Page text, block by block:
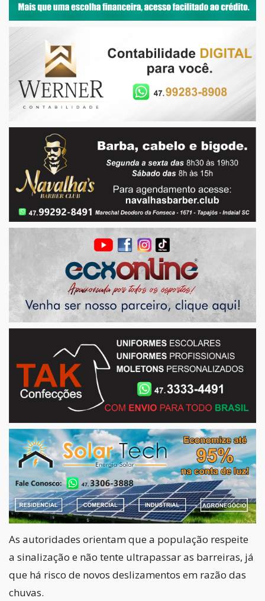
As autoridades orientam que a população respeite
a sinalização e não tente ultrapassar as barreiras, já
que há risco de novos deslizamentos em razão das
chuvas.